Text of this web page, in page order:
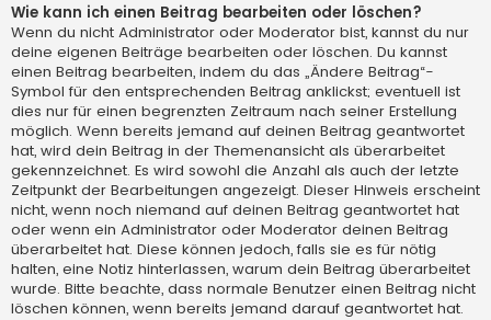
Wie kann ich einen Beitrag bearbeiten oder löschen?
Wenn du nicht Administrator oder Moderator bist, kannst du nur
deine eigenen Beiträge bearbeiten oder löschen. Du kannst
einen Beitrag bearbeiten, indem du das „Ändere Beitrag“-
Symbol für den entsprechenden Beitrag anklickst; eventuell ist
dies nur für einen begrenzten Zeitraum nach seiner Erstellung
möglich. Wenn bereits jemand auf deinen Beitrag geantwortet
hat, wird dein Beitrag in der Themenansicht als überarbeitet
gekennzeichnet. Es wird sowohl die Anzahl als auch der letzte
Zeitpunkt der Bearbeitungen angezeigt. Dieser Hinweis erscheint
nicht, wenn noch niemand auf deinen Beitrag geantwortet hat
oder wenn ein Administrator oder Moderator deinen Beitrag
überarbeitet hat. Diese können jedoch, falls sie es für nötig
halten, eine Notiz hinterlassen, warum dein Beitrag überarbeitet
wurde. Bitte beachte, dass normale Benutzer einen Beitrag nicht
löschen können, wenn bereits jemand darauf geantwortet hat.